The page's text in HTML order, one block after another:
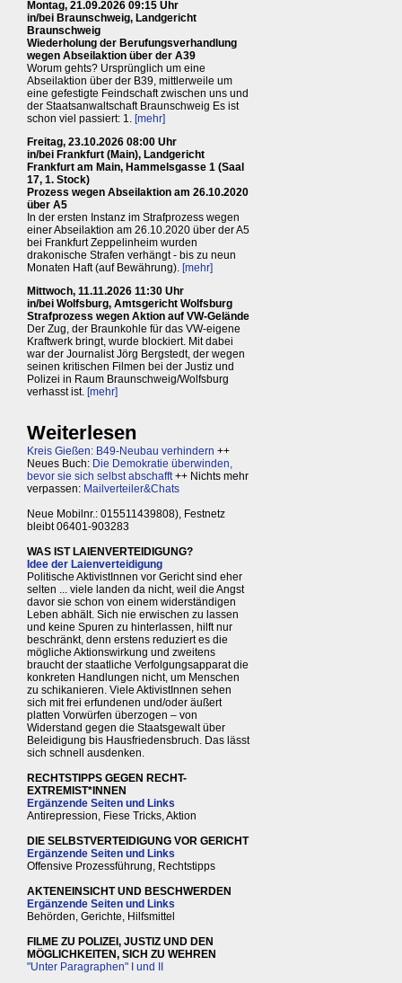
Montag, 21.09.2026 09:15 Uhr
in/bei Braunschweig, Landgericht
Braunschweig
Wiederholung der Berufungsverhandlung
wegen Abseilaktion über der A39
Worum gehts? Ursprünglich um eine
Abseilaktion über der B39, mittlerweile um
eine gefestigte Feindschaft zwischen uns und
der Staatsanwaltschaft Braunschweig Es ist
schon viel passiert: 1. [mehr]
Freitag, 23.10.2026 08:00 Uhr
in/bei Frankfurt (Main), Landgericht
Frankfurt am Main, Hammelsgasse 1 (Saal
17, 1. Stock)
Prozess wegen Abseilaktion am 26.10.2020
über A5
In der ersten Instanz im Strafprozess wegen
einer Abseilaktion am 26.10.2020 über der A5
bei Frankfurt Zeppelinheim wurden
drakonische Strafen verhängt - bis zu neun
Monaten Haft (auf Bewährung). [mehr]
Mittwoch, 11.11.2026 11:30 Uhr
in/bei Wolfsburg, Amtsgericht Wolfsburg
Strafprozess wegen Aktion auf VW-Gelände
Der Zug, der Braunkohle für das VW-eigene
Kraftwerk bringt, wurde blockiert. Mit dabei
war der Journalist Jörg Bergstedt, der wegen
seinen kritischen Filmen bei der Justiz und
Polizei in Raum Braunschweig/Wolfsburg
verhasst ist. [mehr]
Weiterlesen
Kreis Gießen: B49-Neubau verhindern ++
Neues Buch: Die Demokratie überwinden,
bevor sie sich selbst abschafft++ Nichts mehr
verpassen: Mailverteiler&Chats
Neue Mobilnr.: 015511439808), Festnetz
bleibt 06401-903283
WAS IST LAIENVERTEIDIGUNG?
Idee der Laienverteidigung
Politische AktivistInnen vor Gericht sind eher
selten ... viele landen da nicht, weil die Angst
davor sie schon von einem widerständigen
Leben abhält. Sich nie erwischen zu lassen
und keine Spuren zu hinterlassen, hilft nur
beschränkt, denn erstens reduziert es die
mögliche Aktionswirkung und zweitens
braucht der staatliche Verfolgungsapparat die
konkreten Handlungen nicht, um Menschen
zu schikanieren. Viele AktivistInnen sehen
sich mit frei erfundenen und/oder äußert
platten Vorwürfen überzogen – von
Widerstand gegen die Staatsgewalt über
Beleidigung bis Hausfriedensbruch. Das lässt
sich schnell ausdenken.
RECHTSTIPPS GEGEN RECHT-
EXTREMIST*INNEN
Ergänzende Seiten und Links
Antirepression, Fiese Tricks, Aktion
DIE SELBSTVERTEIDIGUNG VOR GERICHT
Ergänzende Seiten und Links
Offensive Prozessführung, Rechtstipps
AKTENEINSICHT UND BESCHWERDEN
Ergänzende Seiten und Links
Behörden, Gerichte, Hilfsmittel
FILME ZU POLIZEI, JUSTIZ UND DEN
MÖGLICHKEITEN, SICH ZU WEHREN
"Unter Paragraphen" I und II